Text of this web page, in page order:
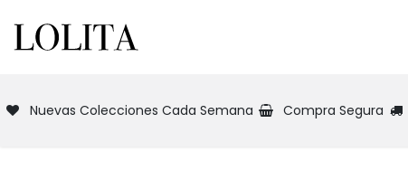
Nuevas Colecciones Cada Semana Compra Segura